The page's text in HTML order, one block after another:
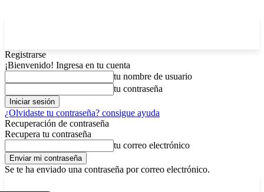
Registrarse
¡Bienvenido! Ingresa en tu cuenta
tu nombre de usuario
tu contraseña
¿Olvidaste tu contraseña? consigue ayuda
Recuperación de contraseña
Recupera tu contraseña
tu correo electrónico
Se te ha enviado una contraseña por correo electrónico.